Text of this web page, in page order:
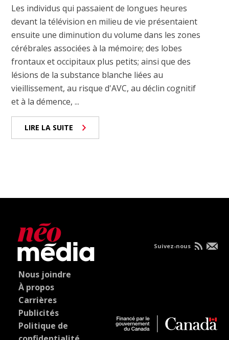
Les individus qui passaient de longues heures
devant la télévision en milieu de vie présentaient
ensuite une diminution du volume dans les zones
cérébrales associées à la mémoire; des lobes
frontaux et occipitaux plus petits; ainsi que des
lésions de la substance blanche liées au
vieillissement, au risque d'AVC, au déclin cognitif
et à la démence, ...
LIRE LA SUITE
Nous joindre
À propos
Carrières
Publicités
Politique de
Suivez-nous